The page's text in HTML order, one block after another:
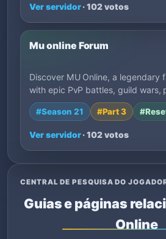
Ver servidor· 102 votos
Mu online Forum
Discover MU Online, a legendary
with epic PvP battles, guild wars,
#Season 21 #Part 3
Ver servidor· 102 votos
CENTRAL DE PESQUISA DO
Guias e páginas
Online